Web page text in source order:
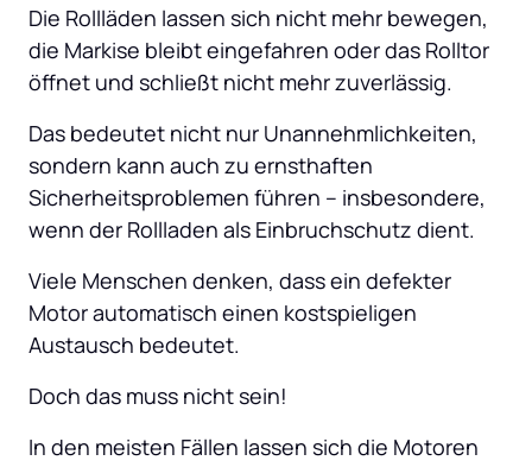
Die Rollläden lassen sich nicht mehr bewegen,
die Markise bleibt eingefahren oder das Rolltor
öffnet und schließt nicht mehr zuverlässig.
Das bedeutet nicht nur Unannehmlichkeiten,
sondern kann auch zu ernsthaften
Sicherheitsproblemen führen – insbesondere,
wenn der Rollladen als Einbruchschutz dient.
Viele Menschen denken, dass ein defekter
Motor automatisch einen kostspieligen
Austausch bedeutet.
Doch das muss nicht sein!
In den meisten Fällen lassen sich die Motoren